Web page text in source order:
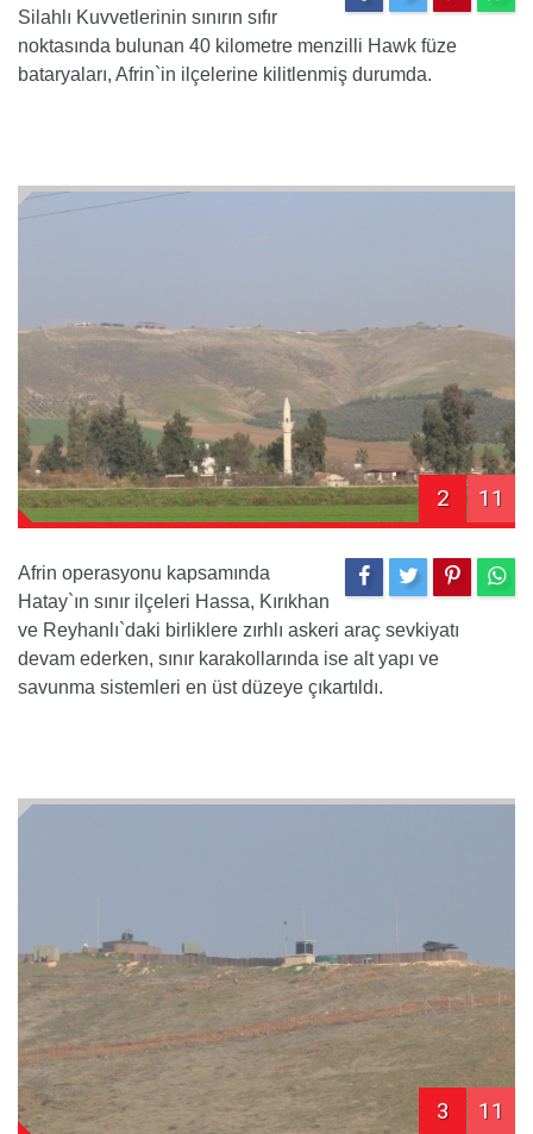
Silahlı Kuvvetlerinin sınırın sıfır
noktasında bulunan 40 kilometre menzilli Hawk füze
bataryaları, Afrin`in ilçelerine kilitlenmiş durumda.
2 11
Afrin operasyonu kapsamında
Hatay`ın sınır ilçeleri Hassa, Kırıkhan
ve Reyhanlı`daki birliklere zırhlı askeri araç sevkiyatı
devam ederken, sınır karakollarında ise alt yapı ve
savunma sistemleri en üst düzeye çıkartıldı.
3 11